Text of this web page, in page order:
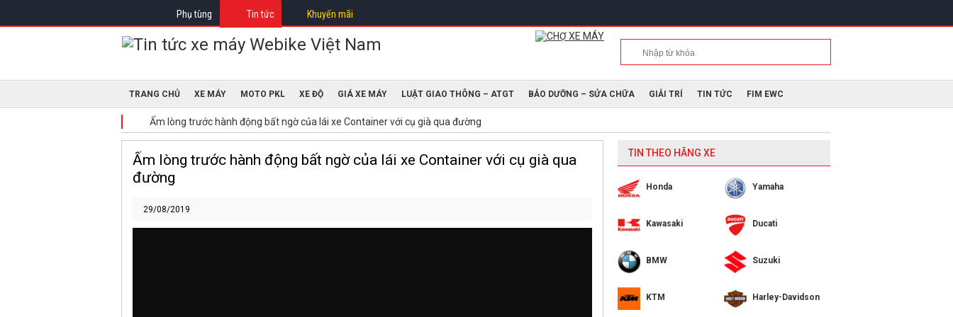
Phụ tùng Tin tức Khuyến mãi
TRANG CHỦ XE MÁY MOTO PKL XE ĐỘ GIÁ XE MÁY LUẬT GIAO THÔNG – ATGT BẢO DƯỠNG – SỬA CHỮA GIẢI TRÍ TIN TỨC FIM EWC
Ấm lòng trước hành động bất ngờ của lái xe Container với cụ già qua đường
Ấm lòng trước hành động bất ngờ của lái xe Container với cụ già qua
đường
29/08/2019
TIN THEO HÃNG XE
Honda Yamaha
Kawasaki Ducati
BMW Suzuki
KTM Harley-Davidson